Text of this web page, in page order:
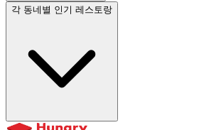
각 동네별 인기 레스토랑